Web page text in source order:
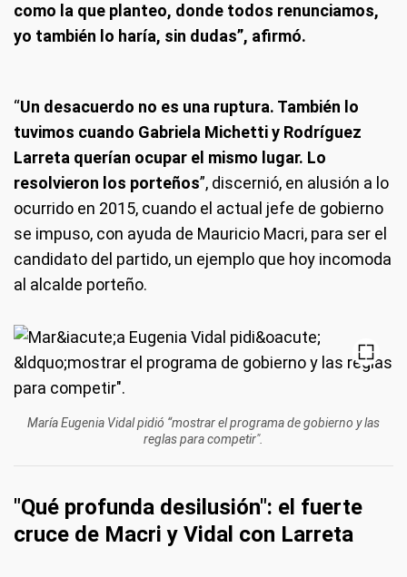
como la que planteo, donde todos renunciamos,
yo también lo haría, sin dudas”, afirmó.
“Un desacuerdo no es una ruptura. También lo
tuvimos cuando Gabriela Michetti y Rodríguez
Larreta querían ocupar el mismo lugar. Lo
resolvieron los porteños”, discernió, en alusión a lo
ocurrido en 2015, cuando el actual jefe de gobierno
se impuso, con ayuda de Mauricio Macri, para ser el
candidato del partido, un ejemplo que hoy incomoda
al alcalde porteño.
María Eugenia Vidal pidió “mostrar el programa de gobierno y las
reglas para competir".
"Qué profunda desilusión": el fuerte
cruce de Macri y Vidal con Larreta